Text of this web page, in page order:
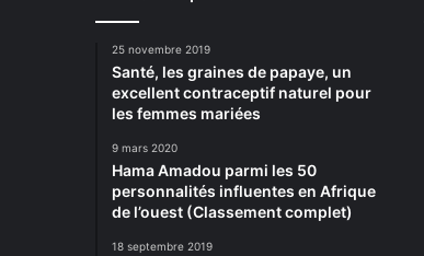
25 novembre 2019
Santé, les graines de papaye, un
excellent contraceptif naturel pour
les femmes mariées
9 mars 2020
Hama Amadou parmi les 50
personnalités influentes en Afrique
de l’ouest (Classement complet)
18 septembre 2019